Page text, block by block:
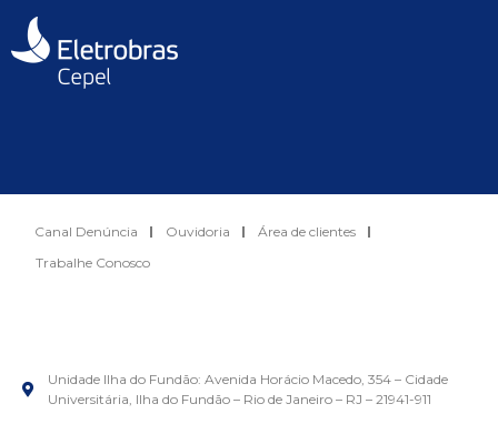
Canal Denúncia Ouvidoria
Área de clientes
Trabalhe Conosco
Unidade Ilha do Fundão: Avenida Horácio Macedo, 354 – Cidade
Universitária, Ilha do Fundão – Rio de Janeiro – RJ – 21941-911